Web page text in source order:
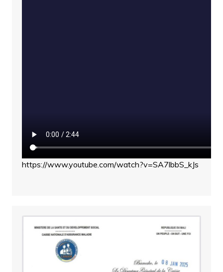
https://www.youtube.com/watch?v=SA7lbbS_kJs